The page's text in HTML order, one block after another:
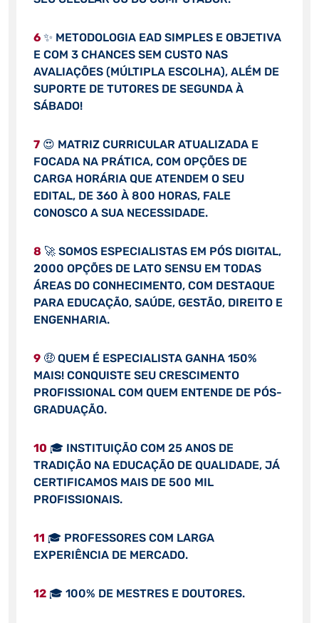
6✨ METODOLOGIA EAD SIMPLES E OBJETIVA
E COM 3 CHANCES SEM CUSTO NAS
AVALIAÇÕES (MÚLTIPLA ESCOLHA), ALÉM DE
SUPORTE DE TUTORES DE SEGUNDA À
SÁBADO!
7😍 MATRIZ CURRICULAR ATUALIZADA E
FOCADA NA PRÁTICA, COM OPÇÕES DE
CARGA HORÁRIA QUE ATENDEM O SEU
EDITAL, DE 360 À 800 HORAS, FALE
CONOSCO A SUA NECESSIDADE.
8 🚀 SOMOS ESPECIALISTAS EM PÓS DIGITAL,
2000 OPÇÕES DE LATO SENSU EM TODAS
ÁREAS DO CONHECIMENTO, COM DESTAQUE
PARA EDUCAÇÃO, SAÚDE, GESTÃO, DIREITO E
ENGENHARIA.
9🤑 QUEM É ESPECIALISTA GANHA 150%
MAIS! CONQUISTE SEU CRESCIMENTO
PROFISSIONAL COM QUEM ENTENDE DE PÓS-
GRADUAÇÃO.
10 🎓 INSTITUIÇÃO COM 25 ANOS DE
TRADIÇÃO NA EDUCAÇÃO DE QUALIDADE, JÁ
CERTIFICAMOS MAIS DE 500 MIL
PROFISSIONAIS.
11 🎓 PROFESSORES COM LARGA
EXPERIÊNCIA DE MERCADO.
12🎓 100% DE MESTRES E DOUTORES.